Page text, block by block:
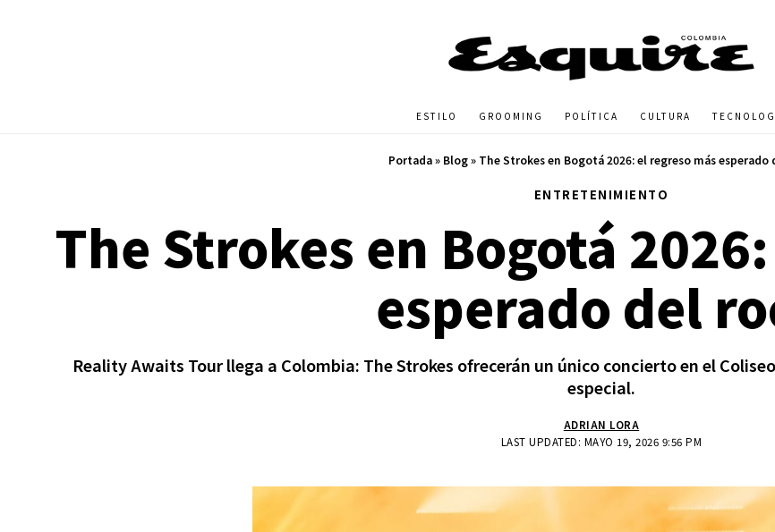
ESTILO GROOMING POLÍTICA CULTURA
Portada» Blog» The Strokes en Bogotá 2026: el regreso más esperado
ENTRETENIMIENTO
The Strokes en Bogotá
esperado del
Reality Awaits Tour llega a Colombia: The Strokes ofrecerán un único concierto en el
especial.
LAST UPDATED: MAYO 19, 2026 9:56 PM
ADRIAN LORA